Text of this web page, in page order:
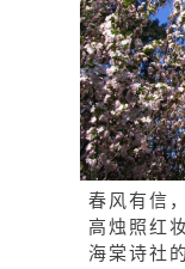
春风有信
高烛照红
海棠诗社